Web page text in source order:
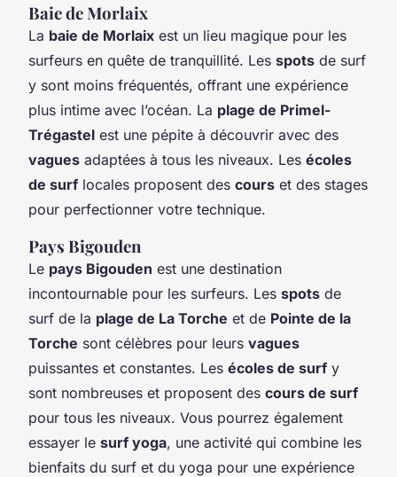
Baie de Morlaix
La baie de Morlaix est un lieu magique pour les
surfeurs en quête de tranquillité. Les spots de surf
y sont moins fréquentés, offrant une expérience
plus intime avec l’océan. La plage de Primel-
Trégastel est une pépite à découvrir avec des
vagues adaptées à tous les niveaux. Les écoles
de surf locales proposent des cours et des stages
pour perfectionner votre technique.
Pays Bigouden
Le pays Bigouden est une destination
incontournable pour les surfeurs. Les spots de
surf de la plage de La Torche et de Pointe de la
Torche sont célèbres pour leurs vagues
puissantes et constantes. Les écoles de surf y
sont nombreuses et proposent des cours de surf
pour tous les niveaux. Vous pourrez également
essayer le surf yoga, une activité qui combine les
bienfaits du surf et du yoga pour une expérience